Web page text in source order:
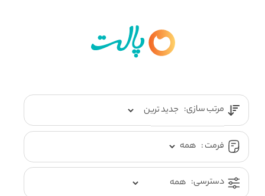
مرتب سازی:
فرمت :
دسترسی: